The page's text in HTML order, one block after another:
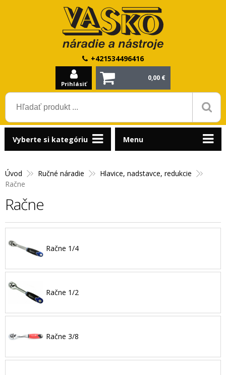
+421534496416
Prihlásiť
0,00 €
Úvod Ručné náradie
Hlavice, nadstavce, redukcie
Račne
Račne
Račne 1/4
Račne 1/2
Račne 3/8
Vyberte si kategóriu Menu